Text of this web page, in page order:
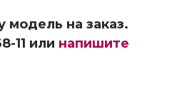
на заказ.
11 или напишите